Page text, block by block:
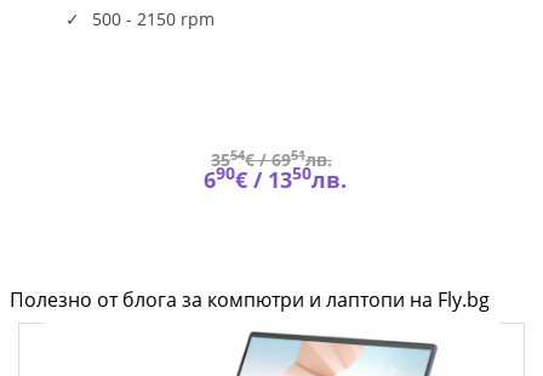
500 - 2150 rpm
3554€ /6951лв.
690€ / 1350лв.
Полезно от блога за компютри и лаптопи на Fly.bg